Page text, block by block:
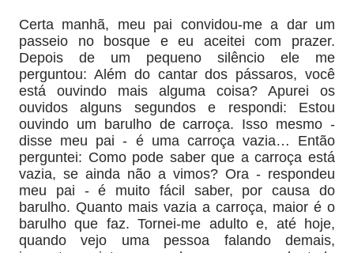
Certa manhã, meu pai convidou-me a dar um
passeio no bosque e eu aceitei com prazer.
Depois de um pequeno silêncio ele me
perguntou: Além do cantar dos pássaros, você
está ouvindo mais alguma coisa? Apurei os
ouvidos alguns segundos e respondi: Estou
ouvindo um barulho de carroça. Isso mesmo -
disse meu pai - é uma carroça vazia… Então
perguntei: Como pode saber que a carroça está
vazia, se ainda não a vimos? Ora - respondeu
meu pai - é muito fácil saber, por causa do
barulho. Quanto mais vazia a carroça, maior é o
barulho que faz. Tornei-me adulto e, até hoje,
quando vejo uma pessoa falando demais,